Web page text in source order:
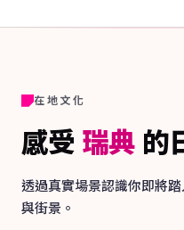
在地文化
感受 瑞典 的
透過真實場景認識你即將
與街景。